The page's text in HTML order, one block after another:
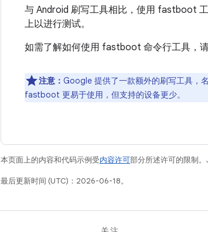
与 Android 刷写工具相比，使用 fastboot
上以进行测试。
如需了解如何使用 fastboot 命令行工具，
注意： Google 提供了一款额外的刷写工具，
fastboot 更易于使用，但支持的设备更少。
本页面上的内容和代码示例受内容许可部分所述许可的限制
最后更新时间 (UTC)：2026-06-18。